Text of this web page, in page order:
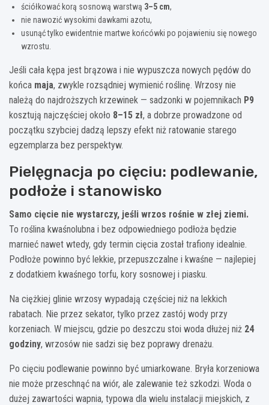
ściółkować korą sosnową warstwą 3–5 cm,
nie nawozić wysokimi dawkami azotu,
usunąć tylko ewidentnie martwe końcówki po pojawieniu się nowego
wzrostu.
Jeśli cała kępa jest brązowa i nie wypuszcza nowych pędów do
końca maja, zwykle rozsądniej wymienić roślinę. Wrzosy nie
należą do najdroższych krzewinek — sadzonki w pojemnikach P9
kosztują najczęściej około 8–15 zł, a dobrze prowadzone od
początku szybciej dadzą lepszy efekt niż ratowanie starego
egzemplarza bez perspektyw.
Pielęgnacja po cięciu: podlewanie,
podłoże i stanowisko
Samo cięcie nie wystarczy, jeśli wrzos rośnie w złej ziemi.
To roślina kwaśnolubna i bez odpowiedniego podłoża będzie
marnieć nawet wtedy, gdy termin cięcia został trafiony idealnie.
Podłoże powinno być lekkie, przepuszczalne i kwaśne — najlepiej
z dodatkiem kwaśnego torfu, kory sosnowej i piasku.
Na ciężkiej glinie wrzosy wypadają częściej niż na lekkich
rabatach. Nie przez sekator, tylko przez zastój wody przy
korzeniach. W miejscu, gdzie po deszczu stoi woda dłużej niż 24
godziny, wrzosów nie sadzi się bez poprawy drenażu.
Po cięciu podlewanie powinno być umiarkowane. Bryła korzeniowa
nie może przeschnąć na wiór, ale zalewanie też szkodzi. Woda o
dużej zawartości wapnia, typowa dla wielu instalacji miejskich, z